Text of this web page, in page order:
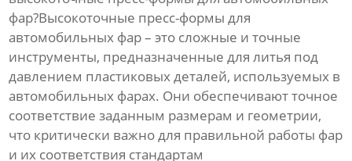
фар?Высокоточные пресс-формы для
автомобильных фар– это сложные и точные
инструменты, предназначенные для литья под
давлением пластиковых деталей, используемых в
автомобильных фарах. Они обеспечивают точное
соответствие заданным размерам и геометрии,
что критически важно для правильной работы фар
и их соответствия стандартам